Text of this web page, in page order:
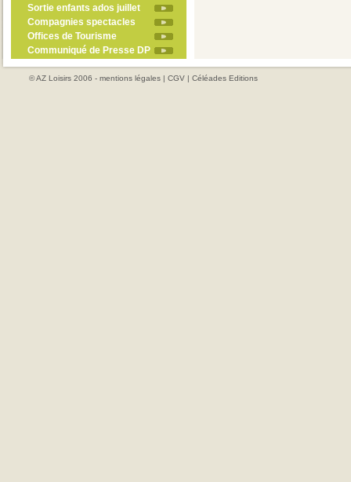
Sortie enfants ados juillet
Compagnies spectacles
Offices de Tourisme
Communiqué de Presse DP
© AZ Loisirs 2006 - mentions légales | CGV | Céléades Editions